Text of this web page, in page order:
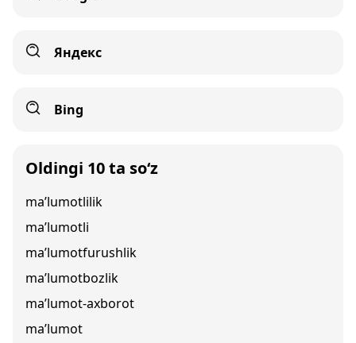
Яндекс
Bing
Oldingi 10 ta so‘z
ma’lumotlilik
ma’lumotli
ma’lumotfurushlik
ma’lumotbozlik
ma’lumot-axborot
ma’lumot